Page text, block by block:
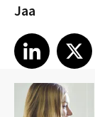
Jaa
Share article on LinkedIn
LinkedIn
Share article